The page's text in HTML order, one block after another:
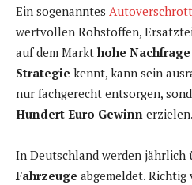
Ein sogenanntes
wertvollen Rohstoffen,
auf dem Markt hohe Nachfrage
Strategie kennt, kann sein
nur fachgerecht entsorgen,
Hundert Euro Gewinn erzielen.
In Deutschland werden jährlich
Fahrzeuge abgemeldet.